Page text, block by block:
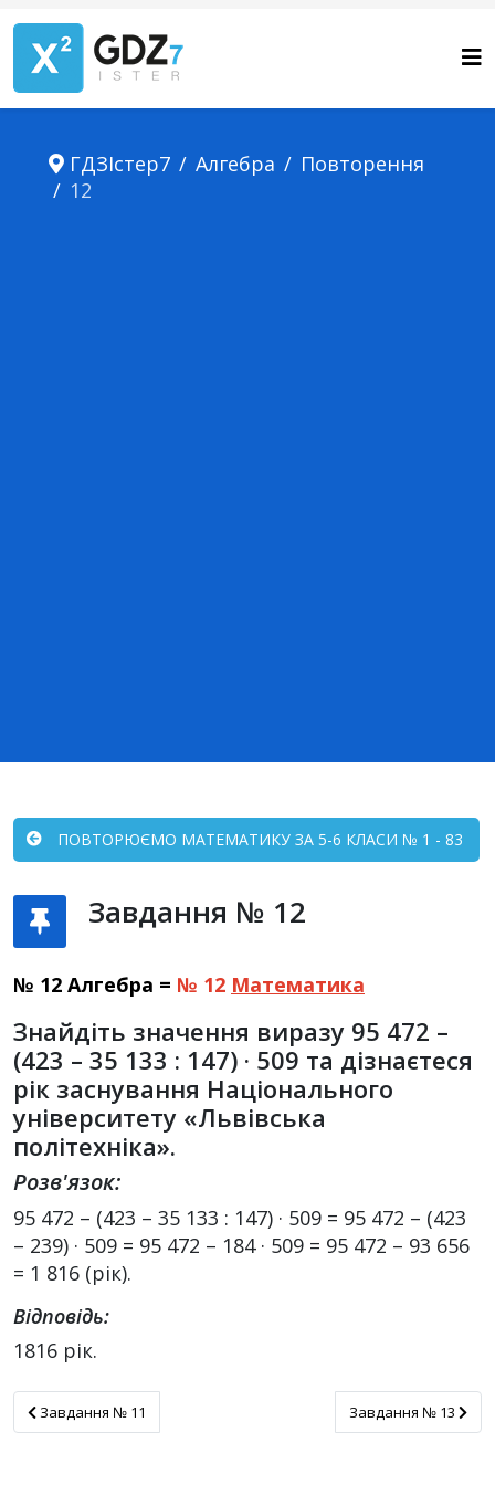
ГДЗІстер7 Алгебра
Повторення
12
ПОВТОРЮЄМО МАТЕМАТИКУ ЗА 5-6 КЛАСИ № 1 - 83
Завдання № 12
№ 12 Алгебра = № 12 Математика
Знайдіть значення виразу 95 472 –
(423 – 35 133 : 147) · 509 та дізнаєтеся
рік заснування Національного
університету «Львівська
політехніка».
Розв'язок:
95 472 – (423 – 35 133 : 147) · 509 = 95 472 – (423
– 239) · 509 = 95 472 – 184 · 509 = 95 472 – 93 656
= 1 816 (рік).
Відповідь:
1816 рік.
Завдання № 11
Завдання № 11 Завдання № 13
Завдання № 13